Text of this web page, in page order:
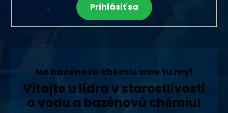
Prihlásiť sa
Na bazénovú chémiu sme tu my!
Vitajte u lídra v starostlivosti
o vodu a bazénovú chémiu!